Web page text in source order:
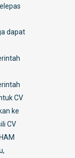
dapat
CV
ke
CV